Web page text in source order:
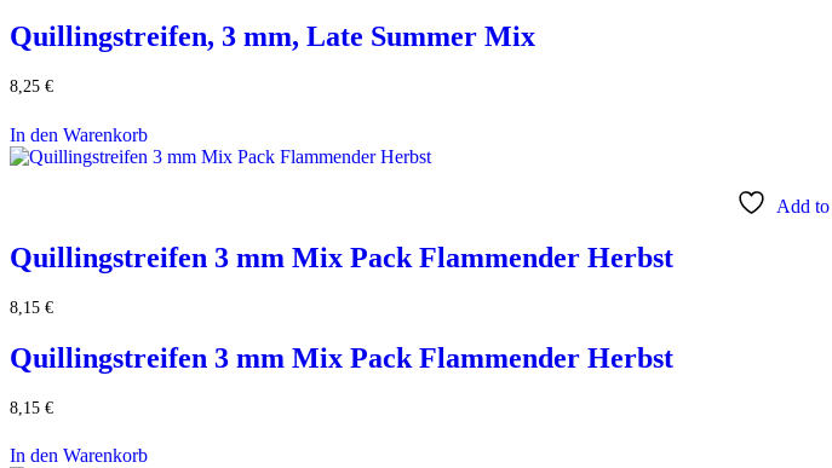
Quillingstreifen, 3 mm, Late Summer Mix
8,25 €
In den Warenkorb
Add
Quillingstreifen 3 mm Mix Pack Flammender Herbst
8,15 €
Quillingstreifen 3 mm Mix Pack Flammender Herbst
8,15 €
In den Warenkorb